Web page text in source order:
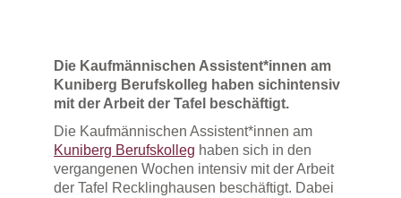
Die Kaufmännischen Assistent*innen am
Kuniberg Berufskolleg haben sichintensiv
mit der Arbeit der Tafel beschäftigt.
Die Kaufmännischen Assistent*innen am
Kuniberg Berufskolleg haben sich in den
vergangenen Wochen intensiv mit der Arbeit
der Tafel Recklinghausen beschäftigt. Dabei